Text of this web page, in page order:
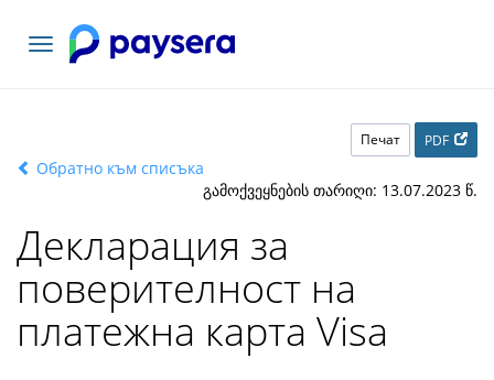
Включване
Печат PDF
Обратно към списъка
გამოქვეყნების თარიღი: 13.07.2023 წ.
Декларация за
поверителност на
платежна карта Visa